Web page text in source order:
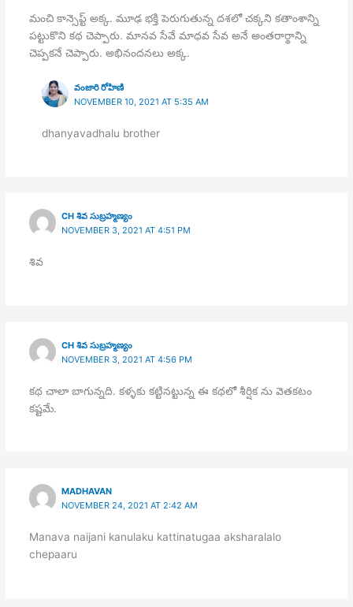
మంచి కాన్సెప్ట్ అక్క. మూఢ భక్తి పెరుగుతున్న దశలో చక్కని కతాంశాన్ని
పట్టుకొని కథ చెప్పారు. మానవ సేవే మాధవ సేవ అనే అంతరార్థాన్ని
చెప్పకనే చెప్పారు. అభినందనలు అక్క.
వంజారి రోహిణి
NOVEMBER 10, 2021 AT 5:35 AM
dhanyavadhalu brother
CH శివ సుబ్రహ్మణ్యం
NOVEMBER 3, 2021 AT 4:51 PM
శివ
CH శివ సుబ్రహ్మణ్యం
NOVEMBER 3, 2021 AT 4:56 PM
కథ చాలా బాగున్నది. కళ్ళకు కట్టినట్టున్న ఈ కథలో శీర్షిక ను వెతకటం
కష్టమే.
MADHAVAN
NOVEMBER 24, 2021 AT 2:42 AM
Manava naijani kanulaku kattinatugaa aksharalalo
chepaaru